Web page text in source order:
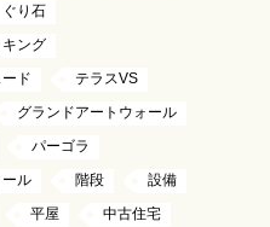
ぐり石
ング
ド
テラスVS
グランドアートウォール
パーゴラ
ル
階段
設備
平屋
中古住宅